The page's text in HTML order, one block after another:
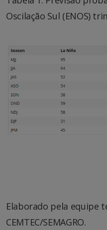
Oscilação Sul (ENOS)
Elaborado pela equipe
CEMTEC/SEMAGRO.